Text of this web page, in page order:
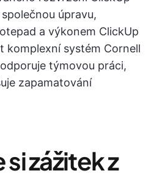
úpravu,
a výkonem ClickUp
komplexní systém Cornell
týmovou práci,
zapamatování
zážitek z